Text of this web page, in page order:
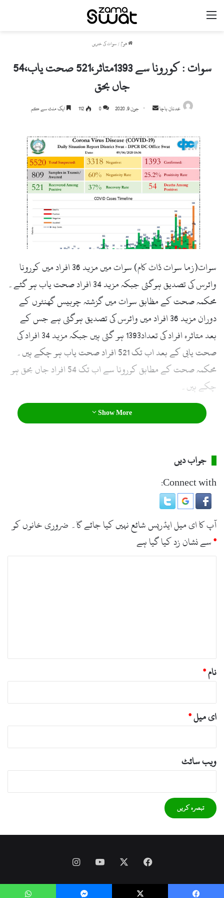
مینو
ھوم / سوات کی خبریں
سوات : کورونا سے 1393متاثر،521 صحت یاب،54
جاں بحق
عدنان باچا
Send جون 9, 2020 0
112 ایک منٹ سے کم
سوات(زما سوات ڈاٹ کام) سوات میں مزید 36 افراد میں کورونا
وائرس کی تصدیق ہوگئی جبکہ مزید 34 افراد صحت یاب ہو گئے۔
محکمہ صحت کے مظابق سوات میں گزشتہ چوبیس گھنٹوں کے
دوران مزید 36 افراد میں وائرس کی تصدیق ہوگئی ہے جس کے
بعد متاثرہ افراد کی تعداد1393 ہو گئی ہیں جبکہ مزید 34 افراد کی
صحت یابی کے بعد اب تک 521 افراد صحت یاب ہو چکے ہیں۔
محکمہ صحت کے مطابق کورونا سے اب تک 54 افراد جاں بحق ہو
چکے ہیں۔
Show More
جواب دیں
Connect with:
آپ کا ای میل ایڈریس شائع نہیں کیا جائے گا۔ ضروری خانوں کو
*سے نشان زد کیا گیا ہے
نام*
ای میل*
ویب‌ سائٹ
Facebook
YouTube
Instagram